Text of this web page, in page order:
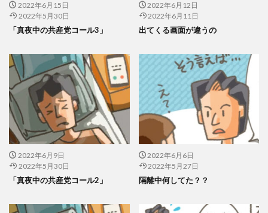
2022年6月15日
2022年5月30日
「真夜中の共産党コール3」
2022年6月12日
2022年6月11日
出てくる画面が違うの
2022年6月9日
2022年5月30日
「真夜中の共産党コール2」
2022年6月6日
2022年5月27日
隔離中何してた？？